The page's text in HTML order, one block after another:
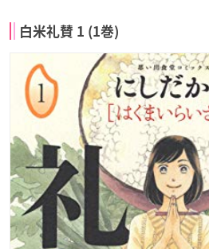
白米礼賛 1 (1巻)